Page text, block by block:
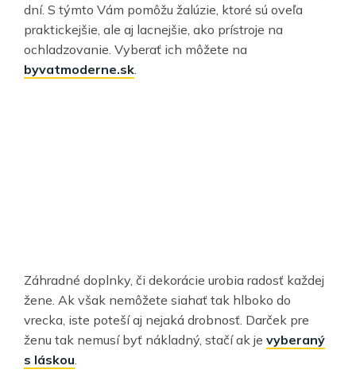
dní. S týmto Vám pomôžu žalúzie, ktoré sú oveľa
praktickejšie, ale aj lacnejšie, ako prístroje na
ochladzovanie. Vyberať ich môžete na
byvatmoderne.sk
Záhradné doplnky, či dekorácie urobia radosť každej
žene. Ak však nemôžete siahať tak hlboko do
vrecka, iste poteší aj nejaká drobnosť. Darček pre
ženu tak nemusí byť nákladný, stačí ak je vyberaný
s láskou